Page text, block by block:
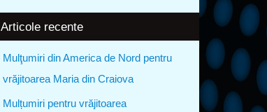
Articole recente
Mulţumiri din America de Nord pentru
vrăjitoarea Maria din Craiova
Mulțumiri pentru vrăjitoarea